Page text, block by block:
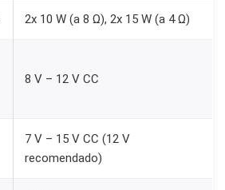
2x 10 W (a 8 Ω), 2x 15 W (a 4 Ω)
8 V – 12 V CC
7 V – 15 V CC (12 V
recomendado)